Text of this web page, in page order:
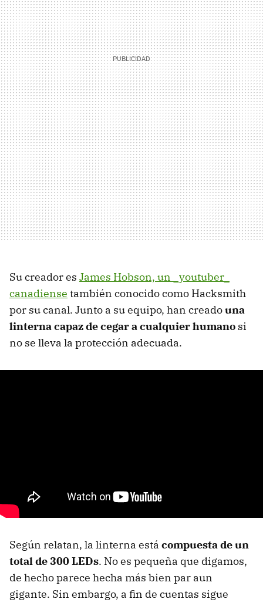
Su creador es James Hobson, un _youtuber_
canadiense también conocido como Hacksmith
por su canal. Junto a su equipo, han creadouna
linterna capaz de cegar a cualquier humano si
no se lleva la protección adecuada.
Según relatan, la linterna está compuesta de un
total de 300 LEDs. No es pequeña que digamos,
de hecho parece hecha más bien par aun
gigante. Sin embargo, a fin de cuentas sigue